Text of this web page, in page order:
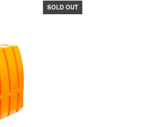
SOLD OUT